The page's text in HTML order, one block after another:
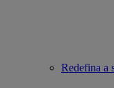
Redefina a